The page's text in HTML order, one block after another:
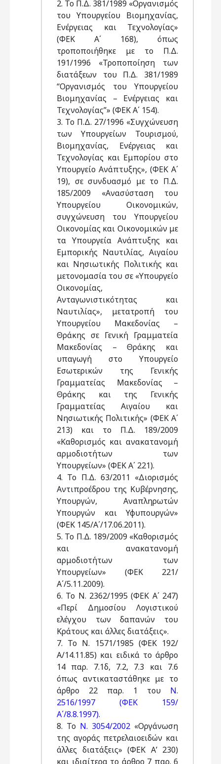
2. Το Π.Δ. 381/1989 «Οργανισμός
του Υπουργείου Βιομηχανίας,
Ενέργειας και Τεχνολογίας»
(ΦΕΚ Α΄ 168), όπως
τροποποιήθηκε με το Π.Δ.
191/1996 «Τροποποίηση των
διατάξεων του Π.Δ. 381/1989
“Οργανισμός του Υπουργείου
Βιομηχανίας – Ενέργειας και
Τεχνολογίας”» (ΦΕΚ Α΄ 154).
3. Το Π.Δ. 27/1996 «Συγχώνευση
των Υπουργείων Τουρισμού,
Βιομηχανίας, Ενέργειας και
Τεχνολογίας και Εμπορίου στο
Υπουργείο Ανάπτυξης», (ΦΕΚ Α΄
19), σε συνδυασμό με το Π.Δ.
185/2009 «Ανασύσταση του
Υπουργείου Οικονομικών,
συγχώνευση του Υπουργείου
Οικονομίας και Οικονομικών με
τα Υπουργεία Ανάπτυξης και
Εμπορικής Ναυτιλίας, Αιγαίου
και Νησιωτικής Πολιτικής και
μετονομασία του σε «Υπουργείο
Οικονομίας,
Ανταγωνιστικότητας και
Ναυτιλίας», μετατροπή του
Υπουργείου Μακεδονίας –
Θράκης σε Γενική Γραμματεία
Μακεδονίας – Θράκης και
υπαγωγή στο Υπουργείο
Εσωτερικών της Γενικής
Γραμματείας Μακεδονίας –
Θράκης και της Γενικής
Γραμματείας Αιγαίου και
Νησιωτικής Πολιτικής» (ΦΕΚ Α΄
213) και το Π.Δ. 189/2009
«Καθορισμός και ανακατανομή
αρμοδιοτήτων των
Υπουργείων» (ΦΕΚ Α΄ 221).
4. Το Π.Δ. 63/2011 «Διορισμός
Αντιπροέδρου της Κυβέρνησης,
Υπουργών, Αναπληρωτών
Υπουργών και Υφυπουργών»
(ΦΕΚ 145/Α΄/17.06.2011).
5. To Π.Δ. 189/2009 «Καθορισμός
και ανακατανομή
αρμοδιοτήτων των
Υπουργείων» (ΦΕΚ 221/
Α΄/5.11.2009).
6. Το Ν. 2362/1995 (ΦΕΚ Α΄ 247)
«Περί Δημοσίου Λογιστικού
ελέγχου των δαπανών του
Κράτους και άλλες διατάξεις».
7. To N. 1571/1985 (ΦΕΚ 192/
Α/14.11.85) και ειδικά το άρθρο
14 παρ. 7.1δ, 7.2, 7.3 και 7.6
όπως αντικαταστάθηκε με το
άρθρο 22 παρ. 1 του Ν.
2516/1997 (ΦΕΚ 159/
Α΄/8.8.1997).
8. Το Ν. 3054/2002 «Οργάνωση
της αγοράς πετρελαιοειδών και
άλλες διατάξεις» (ΦΕΚ Α’ 230)
και ιδιαίτερα το άρθρο 7 παρ. 6